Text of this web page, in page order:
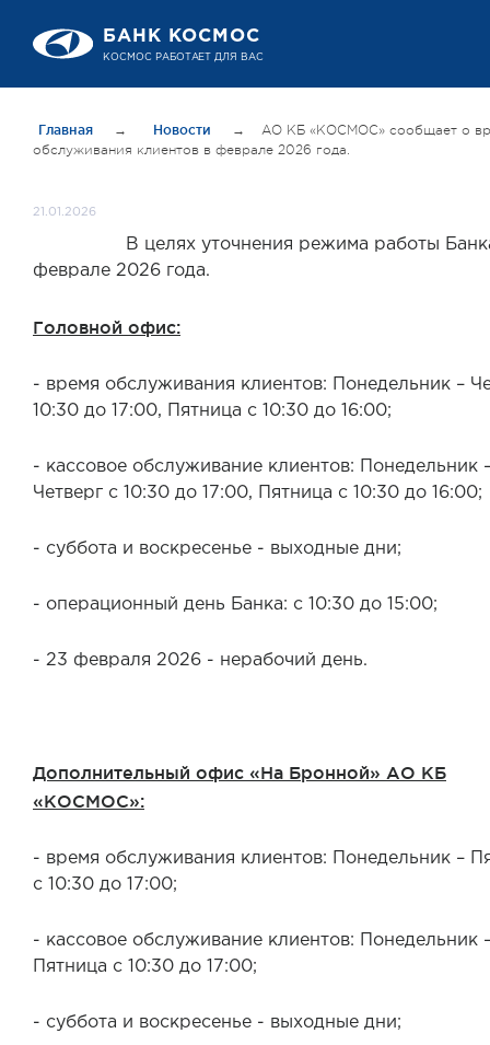
БАНК КОСМОС
Главная → Новости →
АО КБ «КОСМОС» сообщает о
обслуживания клиентов в феврале 2026 года.
21.01.2026
В целях уточнения режима работы
феврале 2026 года.
Головной офис:
- время обслуживания клиентов: Понедельник –
10:30 до 17:00, Пятница с 10:30 до 16:00;
- кассовое обслуживание клиентов: Понедельник
Четверг с 10:30 до 17:00, Пятница с 10:30 до 16:00;
- суббота и воскресенье - выходные дни;
- операционный день Банка: с 10:30 до 15:00;
- 23 февраля 2026 - нерабочий день.
Дополнительный офис «На Бронной» АО КБ
«КОСМОС»:
- время обслуживания клиентов: Понедельник –
с 10:30 до 17:00;
- кассовое обслуживание клиентов: Понедельник
Пятница с 10:30 до 17:00;
- суббота и воскресенье - выходные дни;